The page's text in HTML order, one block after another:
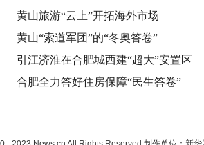
黄山旅游“云上”开拓海外市场
黄山“索道军团”的“冬奥答卷”
引江济淮在合肥城西建“超大”安置区
合肥全力答好住房保障“民生答卷”